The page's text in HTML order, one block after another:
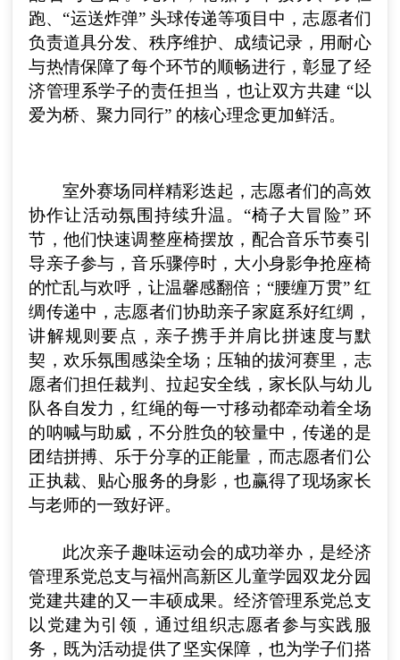
跑、“运送炸弹” 头球传递等项目中，志愿者们
负责道具分发、秩序维护、成绩记录，用耐心
与热情保障了每个环节的顺畅进行，彰显了经
济管理系学子的责任担当，也让双方共建 “以
爱为桥、聚力同行” 的核心理念更加鲜活。
室外赛场同样精彩迭起，志愿者们的高效
协作让活动氛围持续升温。“椅子大冒险” 环
节，他们快速调整座椅摆放，配合音乐节奏引
导亲子参与，音乐骤停时，大小身影争抢座椅
的忙乱与欢呼，让温馨感翻倍；“腰缠万贯” 红
绸传递中，志愿者们协助亲子家庭系好红绸，
讲解规则要点，亲子携手并肩比拼速度与默
契，欢乐氛围感染全场；压轴的拔河赛里，志
愿者们担任裁判、拉起安全线，家长队与幼儿
队各自发力，红绳的每一寸移动都牵动着全场
的呐喊与助威，不分胜负的较量中，传递的是
团结拼搏、乐于分享的正能量，而志愿者们公
正执裁、贴心服务的身影，也赢得了现场家长
与老师的一致好评。
此次亲子趣味运动会的成功举办，是经济
管理系党总支与福州高新区儿童学园双龙分园
党建共建的又一丰硕成果。经济管理系党总支
以党建为引领，通过组织志愿者参与实践服
务，既为活动提供了坚实保障，也为学子们搭